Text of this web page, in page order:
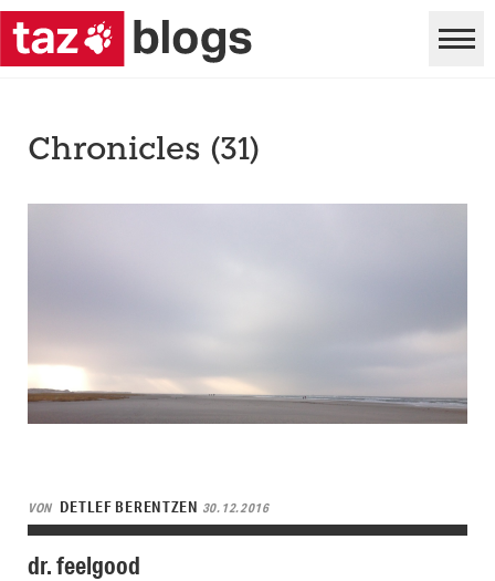
Chronicles (31)
VON DETLEF BERENTZEN 30.12.2016
dr. feelgood